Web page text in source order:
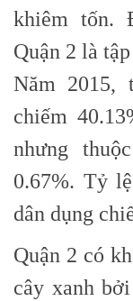
khiêm tốn.
Quận 2 là
Năm 2015,
chiếm
nhưng
0.67%. Tỷ
dân dụng
Quận 2 có
cây xanh